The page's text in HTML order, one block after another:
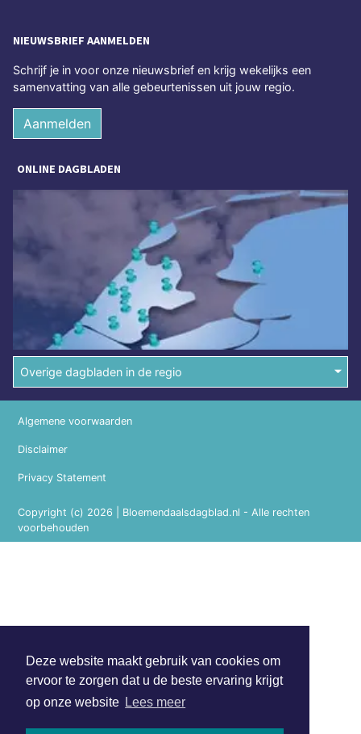
Deze website maakt gebruik van cookies om
ervoor te zorgen dat u de beste ervaring krijgt
op onze website Lees meer
NIEUWSBRIEF AANMELDEN
Schrijf je in voor onze nieuwsbrief en krijg wekelijks een
samenvatting van alle gebeurtenissen uit jouw regio.
Aanmelden
ONLINE DAGBLADEN
Overige dagbladen in de regio
Copyright (c) 2026 | Bloemendaalsdagblad.nl - Alle rechten
voorbehouden
Algemene voorwaarden
Disclaimer
Privacy Statement